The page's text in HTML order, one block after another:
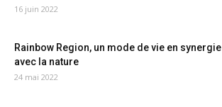
16 juin 2022
Rainbow Region, un mode de vie en synergie
avec la nature
24 mai 2022